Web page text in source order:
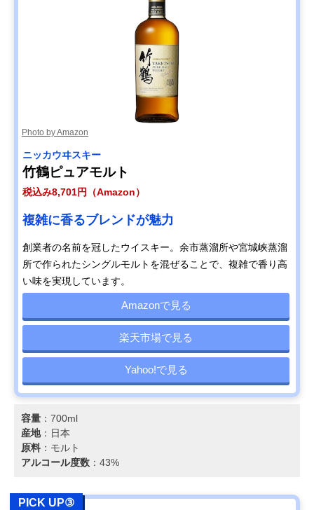
Photo by Amazon
ニッカウヰスキー
竹鶴ピュアモルト
税込み8,701円（Amazon）
複雑に香るブレンドが魅力
創業者の名前を冠したウイスキー。余市蒸溜所や宮城峡蒸溜
所で作られたシングルモルトを混ぜることで、複雑で香り高
い味を実現しています。
Amazonで見る
楽天市場で見る
Yahoo!で見る
容量 ：700ml
産地：日本
原料 ：モルト
アルコール度数 ：43%
PICK UP③